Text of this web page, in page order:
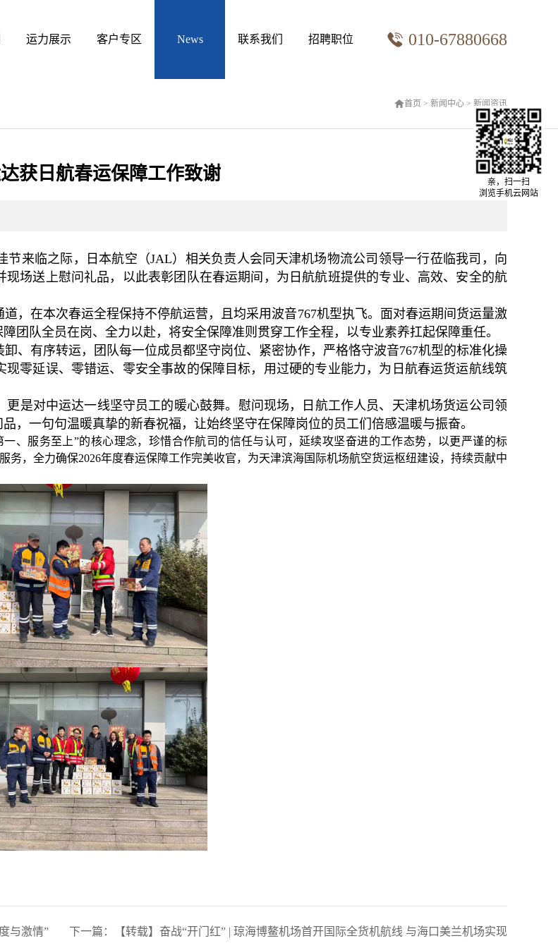
运力展示 客户专区 联系我们 招聘职位 010-67880668
首页 > 新闻中心 > 新闻资讯
获日航春运保障工作致谢
来临之际，日本航空（JAL）相关负责人会同天津机场物流公司领导一行莅临我司，向
场送上慰问礼品，以此表彰团队在春运期间，为日航航班提供的专业、高效、安全的航
，在本次春运全程保持不停航运营，且均采用波音767机型执飞。面对春运期间货运量激
团队全员在岗、全力以赴，将安全保障准则贯穿工作全程，以专业素养扛起保障重任。
、有序转运，团队每一位成员都坚守岗位、紧密协作，严格恪守波音767机型的标准化操
零延误、零错运、零安全事故的保障目标，用过硬的专业能力，为日航春运货运航线筑
是对中运达一线坚守员工的暖心鼓舞。慰问现场，日航工作人员、天津机场货运公司领
，一句句温暖真挚的新春祝福，让始终坚守在保障岗位的员工们倍感温暖与振奋。
、服务至上”的核心理念，珍惜合作航司的信任与认可，延续攻坚奋进的工作态势，以更严谨的标
，全力确保2026年度春运保障工作完美收官，为天津滨海国际机场航空货运枢纽建设，持续贡献中
与激情” 下一篇： 【转载】奋战“开门红” | 琼海博鳌机场首开国际全货机航线 与海口美兰机场实现
亲，扫一扫
浏览手机云网站